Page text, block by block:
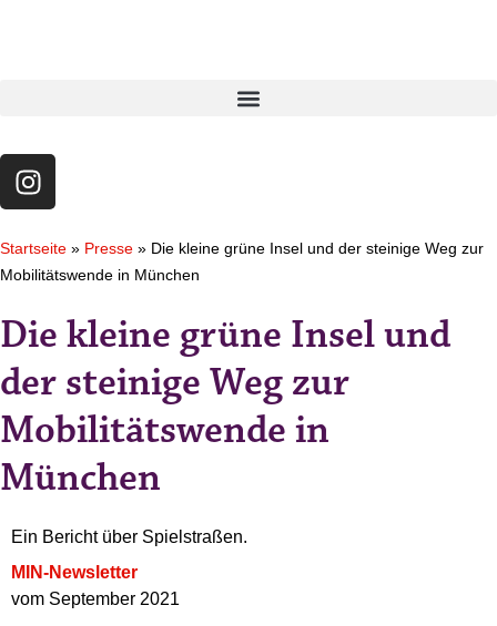
Startseite » Presse » Die kleine grüne Insel und der steinige Weg zur
Mobilitätswende in München
Die kleine grüne Insel und
der steinige Weg zur
Mobilitätswende in
München
Ein Bericht über Spielstraßen.
MIN-Newsletter
vom September 2021